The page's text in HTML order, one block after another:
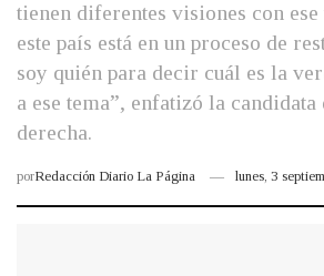
tienen diferentes visiones con ese
este país está en un proceso de
soy quién para decir cuál es la
a ese tema”, enfatizó la
derecha.
porRedacción Diario La Página lunes, 3